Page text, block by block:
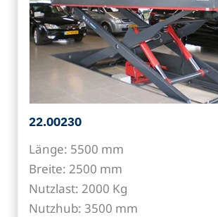
22.00230
Länge: 5500 mm
Breite: 2500 mm
Nutzlast: 2000 Kg
Nutzhub: 3500 mm